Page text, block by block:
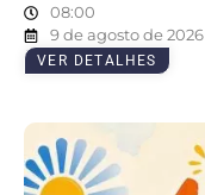
08:00
9 de agosto de 2026
VER DETALHES